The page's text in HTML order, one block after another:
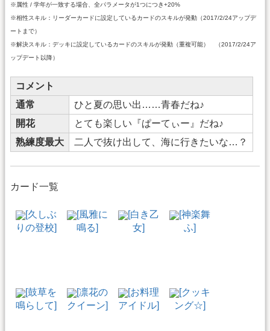
※属性 / 学年が一致する場合、全パラメータが1つにつき+20%
※相性スキル：リーダーカードに設定しているカードのスキルが発動（2017/2/24アップデ
ートまで）
※解決スキル：デッキに設定しているカードのスキルが発動（重複可能） （2017/2/24ア
ップデート以降）
コメント
通常
ひと夏の思い出……青春だね♪
開花
とても楽しい『ぱーてぃー』だね♪
熟練度最大
二人で抜け出して、海に行きたいな…？
カード一覧
[久しぶ
りの登校]
[風雅に
鳴る]
[白き乙
女]
[神楽舞
ふ]
[鼓草を
鳴らして]
[凛花の
クイーン]
[お料理
アイドル]
[クッキ
ング☆]